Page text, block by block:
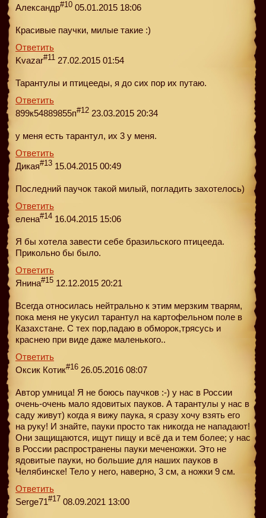
Александр#10 05.01.2015 18:06
Красивые паучки, милые такие :)
Ответить
Kvazar#11 27.02.2015 01:54
Тарантулы и птицееды, я до сих пор их путаю.
Ответить
899к54889855п#12 23.03.2015 20:34
у меня есть тарантул, их 3 у меня.
Ответить
Дикая#13 15.04.2015 00:49
Последний паучок такой милый, погладить захотелось)
Ответить
елена#14 16.04.2015 15:06
Я бы хотела завести себе бразильского птицeеда.
Прикольно бы было.
Ответить
Янина#15 12.12.2015 20:21
Всегда относилась нейтрально к этим мерзким тварям,
пока меня не укусил тарантул на картофельном поле в
Казахстане. С тех пор,падаю в обморок,трясусь и
краснею при виде даже маленького..
Ответить
Оксик Котик#16 26.05.2016 08:07
Автор умница! Я не боюсь паучков :-) у нас в России
очень-очень мало ядовитых пауков. А тарантулы у нас в
саду живут) когда я вижу паука, я сразу хочу взять его
на руку! И знайте, пауки просто так никогда не нападают!
Они защищаются, ищут пищу и всё да и тем более; у нас
в России распространены пауки меченожки. Это не
ядовитые пауки, но большие для наших пауков в
Челябинске! Тело у него, наверно, 3 см, а ножки 9 см.
Ответить
Serge71#17 08.09.2021 13:00